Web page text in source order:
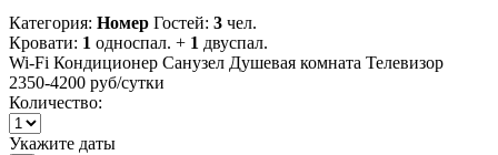
Категория: Номер Гостей: 3 чел.
Кровати: 1 односпал. + 1 двуспал.
Wi-Fi Кондиционер Санузел Душевая комната Телевизор
2350-4200 руб/сутки
Количество:
Укажите даты